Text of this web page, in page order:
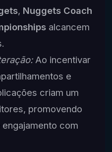
, Nuggets Coach
alcancem
Ao incentivar
e
criam um
promovendo
com